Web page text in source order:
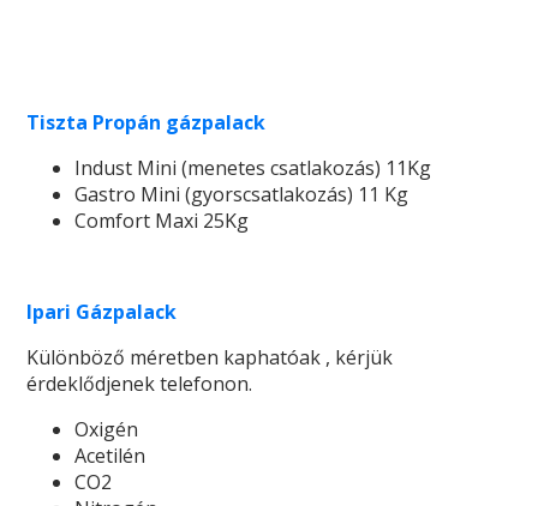
Tiszta Propán gázpalack
Indust Mini (menetes csatlakozás) 11Kg
Gastro Mini (gyorscsatlakozás) 11 Kg
Comfort Maxi 25Kg
Ipari Gázpalack
Különböző méretben kaphatóak , kérjük
érdeklődjenek telefonon.
Oxigén
Acetilén
CO2